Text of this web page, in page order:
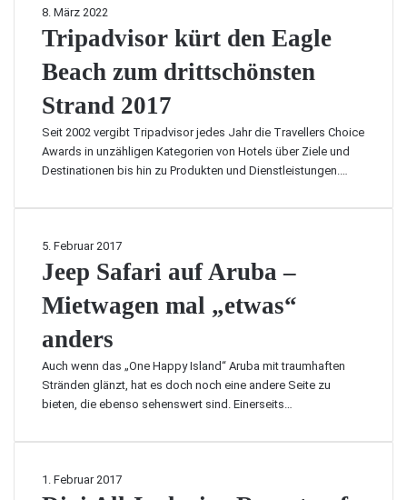
n
e
n
g
e
s
c
h
ä
k
ö
l
i
c
h
q
u
e
H
o
t
e
l
u
A
b
|
E
i
n
e
i
s
l
a
n
d
a
L
o
h
n
t
s
i
c
d
r
T
r
p
d
v
i
s
ü
t
d
e
n
8. März 2022
Tripadvisor kürt den Eagle
Beach zum drittschönsten
Strand 2017
Seit 2002 vergibt Tripadvisor jedes Jahr die Travellers Choice
Awards in unzähligen Kategorien von Hotels über Ziele und
Destinationen bis hin zu Produkten und Dienstleistungen.…
J
e
e
p
a
f
a
r
f
A
5. Februar 2017
Jeep Safari auf Aruba –
Mietwagen mal „etwas“
anders
Auch wenn das „One Happy Island“ Aruba mit traumhaften
Stränden glänzt, hat es doch noch eine andere Seite zu
bieten, die ebenso sehenswert sind. Einerseits…
D
1. Februar 2017